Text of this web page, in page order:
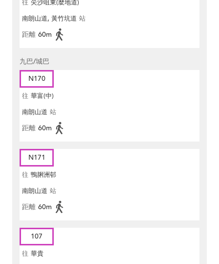
往 尖沙咀東(麼地道)
南朗山道, 黃竹坑道 站
距離 60m
九巴/城巴
N170
往 華富(中)
南朗山道 站
距離 60m
N171
往 鴨脷洲邨
南朗山道 站
距離 60m
107
往 華貴